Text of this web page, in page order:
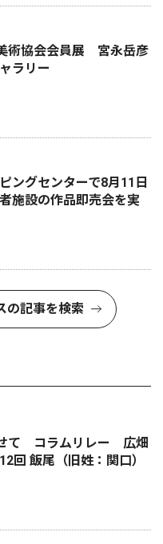
術協会会員展 宮永岳彦
ラリー
ングセンターで8月11日
施設の作品即売会を実
の記事を検索
て コラムリレー 広畑
回 飯尾（旧姓：関口）